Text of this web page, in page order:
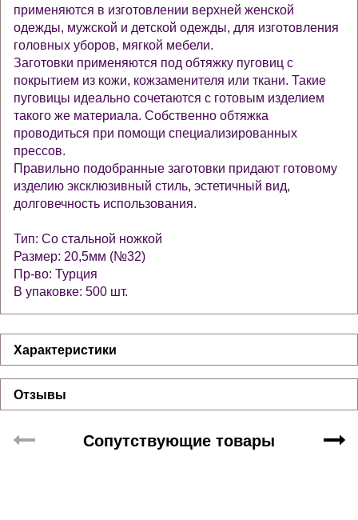
применяются в изготовлении верхней женской
одежды, мужской и детской одежды, для изготовления
головных уборов, мягкой мебели.
Заготовки применяются под обтяжку пуговиц с
покрытием из кожи, кожзаменителя или ткани. Такие
пуговицы идеально сочетаются с готовым изделием
такого же материала. Собственно обтяжка
проводиться при помощи специализированных
прессов.
Правильно подобранные заготовки придают готовому
изделию эксклюзивный стиль, эстетичный вид,
долговечность использования.
Тип: Со стальной ножкой
Размер: 20,5мм (№32)
Пр-во: Турция
В упаковке: 500 шт.
Характеристики
Отзывы
Сопутствующие товары